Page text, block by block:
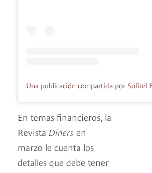
En temas financieros, la
Revista Diners en
marzo le cuenta los
detalles que debe tener